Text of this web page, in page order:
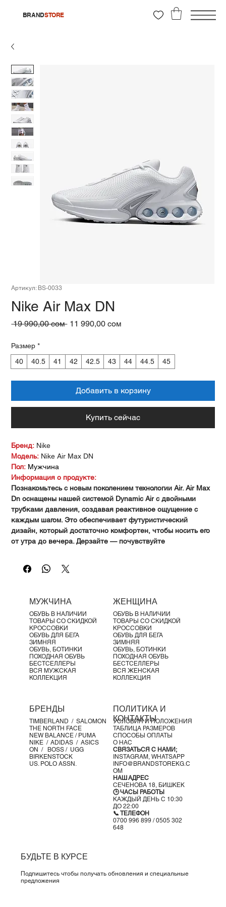
BRANDSTORE
Артикул: BS-0033
Nike Air Max DN
19 990,00 сом Обычная
11 990,00 сом
Размер *
40
40.5 41 42 42.5 43 44 44.5 45
Добавить в корзину
Купить сейчас
Бренд: Nike
Модель: Nike Air Max DN
Пол: Мужчина
Информация о продукте:
Познакомьтесь с новым поколением технологии Air. Air Max
Dn оснащены нашей системой Dynamic Air с двойными
трубками давления, создавая реактивное ощущение с
каждым шагом. Это обеспечивает футуристический
дизайн, который достаточно комфортен, чтобы носить его
от утра до вечера. Дерзайте — почувствуйте
включает 2 набора двойных трубок давления. С
внутри каждого набора для плавного перехода при каждом
Максимальный комфорт
Многослойная сетка в верхней
части кроссовок ощущается легкой и дышащей, с
тактильным принтом для текстурного вида. Мягкая пена
окружает систему амортизации для улучшенного
ощущения, которое одновременно мягкое и
поддерживающее.
уровне производительности, чтобы придать энергию
каждому вашему движению. В конце концов, кто сказал,
что поход на концерт не является спортом?
Детали продукта
Глянцевые акценты
Пенная межподошва
Революционная технология Air
впервые появилась в обуви Nike в 1978 году. В 1987 году Air
Max 1 дебютировали с видимой технологией Air в пятке,
что позволило поклонникам не только ощущать
амортизацию Air, но и видеть ее. С тех пор кроссовки Air
надежной, легкой амортизации.
МУЖЧИНА
ОБУВЬ В НАЛИЧИИ
ТОВАРЫ СО СКИДКОЙ
КРОССОВКИ
ОБУВЬ ДЛЯ БЕГА
ЗИМНЯЯ
ОБУВЬ, БОТИНКИ
ПОХОДНАЯ ОБУВЬ
БЕСТСЕЛЛЕРЫ
ВСЯ МУЖСКАЯ
КОЛЛЕКЦИЯ
ЖЕНЩИНА
ОБУВЬ В НАЛИЧИИ
ТОВАРЫ СО СКИДКОЙ
КРОССОВКИ
ОБУВЬ ДЛЯ БЕГА
ЗИМНЯЯ
ОБУВЬ, БОТИНКИ
ПОХОДНАЯ ОБУВЬ
БЕСТСЕЛЛЕРЫ
ВСЯ ЖЕНСКАЯ
КОЛЛЕКЦИЯ
БРЕНДЫ
TIMBERLAND / SALOMON
THE NORTH FACE
NEW BALANCE / PUMA
NIKE / ADIDAS / ASICS
ON / BOSS / UGG
BIRKENSTOCK
US. POLO ASSN.
ПОЛИТИКА И
КОНТАКТЫ
УСЛОВИЯ И ПОЛОЖЕНИЯ
ТАБЛИЦА РАЗМЕРОВ
СПОСОБЫ ОПЛАТЫ
О НАС
СВЯЗАТЬСЯ С НАМИ;
INSTAGRAM, WHATSAPP
INFO@BRANDSTOREKG.C
OM
НАШ АДРЕС
СЕЧЕНОВА 18, БИШКЕК
🕒 ЧАСЫ РАБОТЫ
КАЖДЫЙ ДЕНЬ С 10:30
ДО 22:00
📞 ТЕЛЕФОН
0700 996 899 / 0505 302
648
БУДЬТЕ В КУРСЕ
Подпишитесь чтобы получать обновления и специальные
предложения